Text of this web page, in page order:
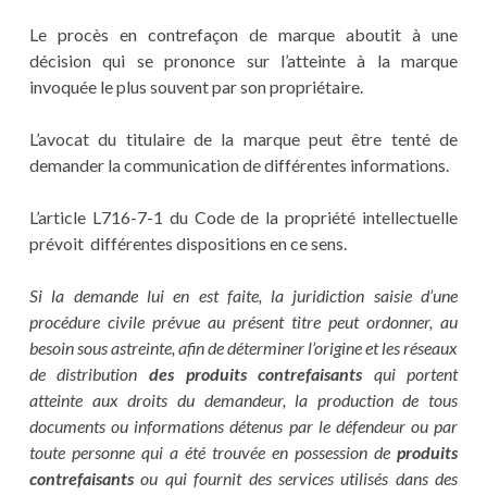
Le procès en contrefaçon de marque aboutit à une
décision qui se prononce sur l’atteinte à la marque
invoquée le plus souvent par son propriétaire.
L’avocat du titulaire de la marque peut être tenté de
demander la communication de différentes informations.
L’article L716-7-1 du Code de la propriété intellectuelle
prévoit différentes dispositions en ce sens.
Si la demande lui en est faite, la juridiction saisie d’une
procédure civile prévue au présent titre peut ordonner, au
besoin sous astreinte, afin de déterminer l’origine et les réseaux
de distribution des produits contrefaisants qui portent
atteinte aux droits du demandeur, la production de tous
documents ou informations détenus par le défendeur ou par
toute personne qui a été trouvée en possession deproduits
contrefaisantsou qui fournit des services utilisés dans des